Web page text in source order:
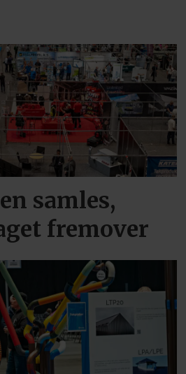
samles,
fremover